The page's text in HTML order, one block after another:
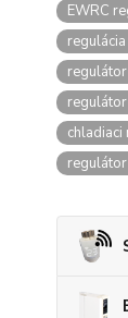
EWRC